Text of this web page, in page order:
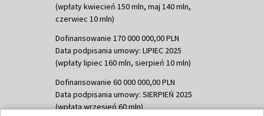
(wpłaty kwiecień 150 mln, maj 140 mln,
czerwiec 10 mln)
Dofinansowanie 170 000 000,00 PLN
Data podpisania umowy: LIPIEC 2025
(wpłaty lipiec 160 mln, sierpień 10 mln)
Dofinansowanie 60 000 000,00 PLN
Data podpisania umowy: SIERPIEŃ 2025
(wpłata wrzesień 60 mln)